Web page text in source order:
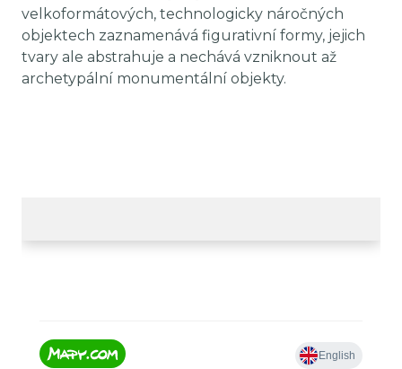
velkoformátových, technologicky náročných
objektech zaznamenává figurativní formy, jejich
tvary ale abstrahuje a nechává vzniknout až
archetypální monumentální objekty.